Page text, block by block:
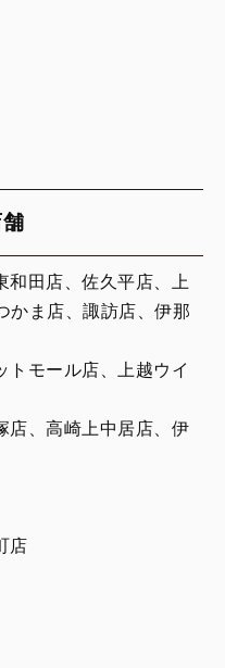
和田店、佐久平店、上
かま店、諏訪店、伊那
トモール店、上越ウイ
店、高崎上中居店、伊
店